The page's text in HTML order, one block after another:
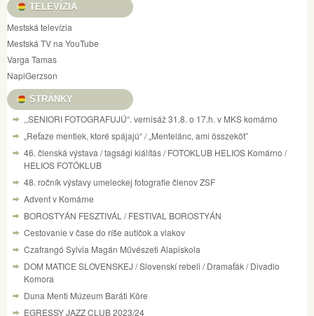
TELEVÍZIA
Mestská televízia
Mestská TV na YouTube
Varga Tamas
NapiGerzson
STRÁNKY
,,SENIORI FOTOGRAFUJÚ“. vernisáž 31.8. o 17.h. v MKS komárno
„Reťaze mentiek, ktoré spájajú“ / „Mentelánc, ami összeköt”
46. členská výstava / tagsági kiálítás / FOTOKLUB HELIOS Komárno /
HELIOS FOTÓKLUB
48. ročník výstavy umeleckej fotografie členov ZSF
Advent v Komárne
BOROSTYÁN FESZTIVÁL / FESTIVAL BOROSTYÁN
Cestovanie v čase do ríše autíčok a vlakov
Czafrangó Sylvia Magán Művészeti Alapiskola
DOM MATICE SLOVENSKEJ / Slovenskí rebeli / Dramaťák / Divadlo
Komora
Duna Menti Múzeum Baráti Köre
EGRESSY JAZZ CLUB 2023/24